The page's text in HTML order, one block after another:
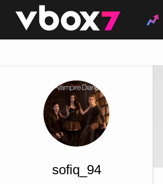
👾
sofiq_94